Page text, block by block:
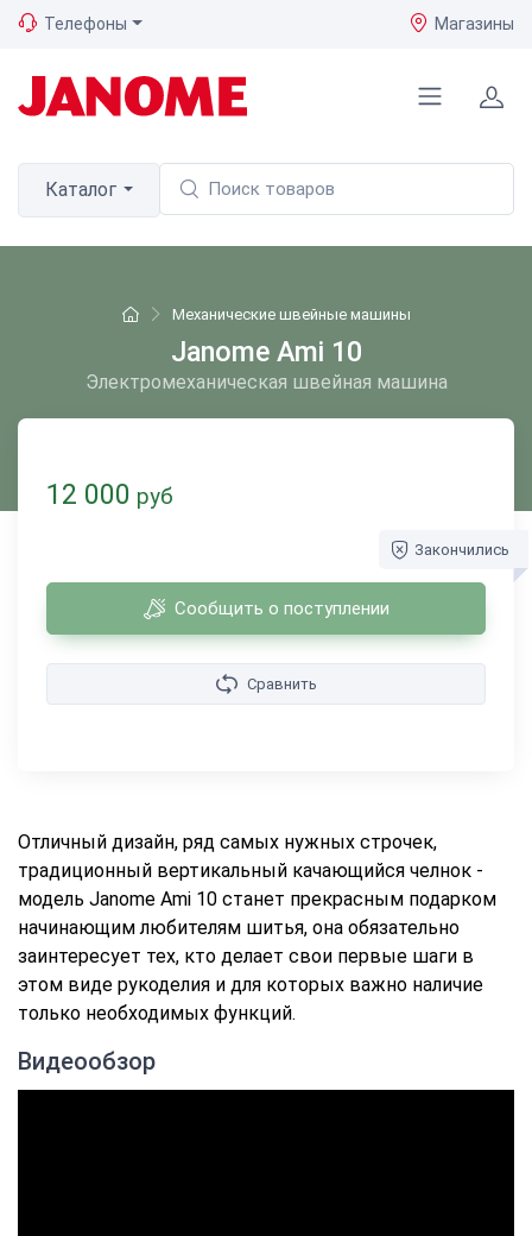
Телефоны Магазины
Каталог
Механические швейные машины
Janome Ami 10
Электромеханическая швейная машина
12 000 руб
Закончились
Сообщить о поступлении
Сравнить
Отличный дизайн, ряд самых нужных строчек,
традиционный вертикальный качающийся челнок -
модель Janome Ami 10 станет прекрасным подарком
начинающим любителям шитья, она обязательно
заинтересует тех, кто делает свои первые шаги в
этом виде рукоделия и для которых важно наличие
только необходимых функций.
Видеообзор